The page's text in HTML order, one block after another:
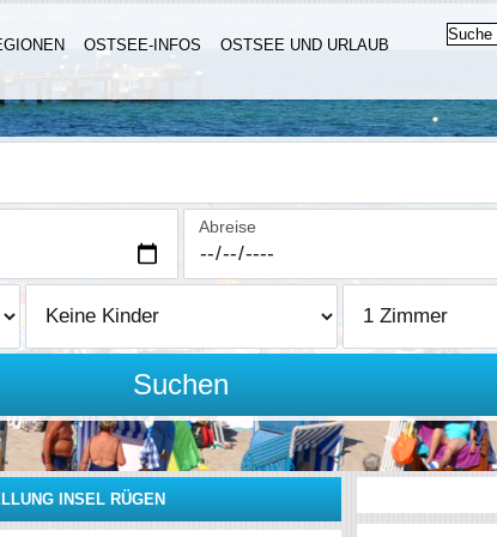
OSTSEE-INFOS
OSTSEE UND URLAUB
Abreise
Suchen
INSEL RÜGEN